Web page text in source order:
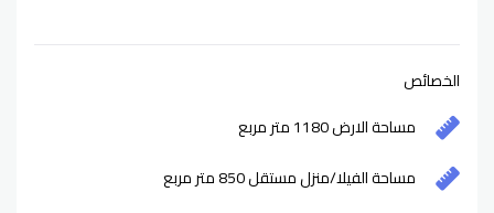
الخصائص
مساحة الارض 1180 متر مربع
مساحة الفيلا/منزل مستقل 850 متر مربع